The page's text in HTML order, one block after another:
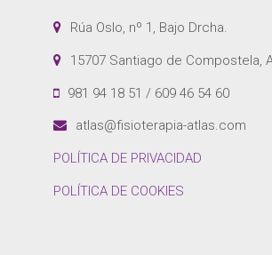
Rúa Oslo, nº 1, Bajo Drcha.
15707 Santiago de Compostela,
981 94 18 51 / 609 46 54 60
atlas@fisioterapia-atlas.com
POLÍTICA DE PRIVACIDAD
POLÍTICA DE COOKIES